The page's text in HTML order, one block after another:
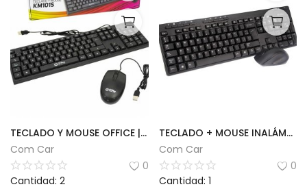
TECLADO Y MOUSE OFFICE | KM101S
Com Car
0
Cantidad: 2
TECLADO + MOUSE INALÁMBRICO KOLKE | KEK195
Com Car
0
Cantidad: 1